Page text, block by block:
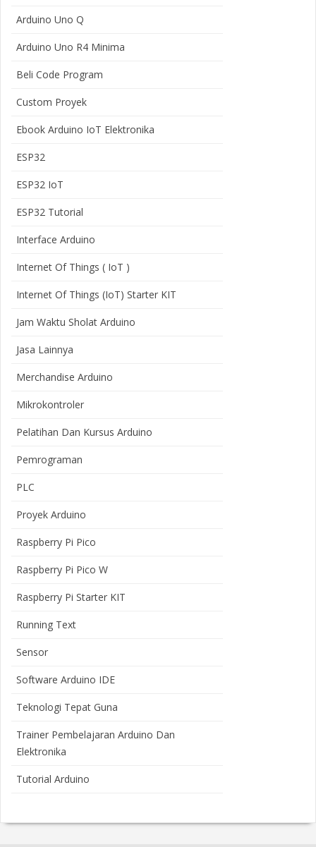
Arduino Uno Q
Arduino Uno R4 Minima
Beli Code Program
Custom Proyek
Ebook Arduino IoT Elektronika
ESP32
ESP32 IoT
ESP32 Tutorial
Interface Arduino
Internet Of Things ( IoT )
Internet Of Things (IoT) Starter KIT
Jam Waktu Sholat Arduino
Jasa Lainnya
Merchandise Arduino
Mikrokontroler
Pelatihan Dan Kursus Arduino
Pemrograman
PLC
Proyek Arduino
Raspberry Pi Pico
Raspberry Pi Pico W
Raspberry Pi Starter KIT
Running Text
Sensor
Software Arduino IDE
Teknologi Tepat Guna
Trainer Pembelajaran Arduino Dan
Elektronika
Tutorial Arduino